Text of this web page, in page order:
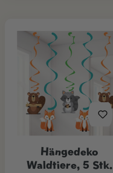
Hängedeko
Waldtiere, 5 Stk.